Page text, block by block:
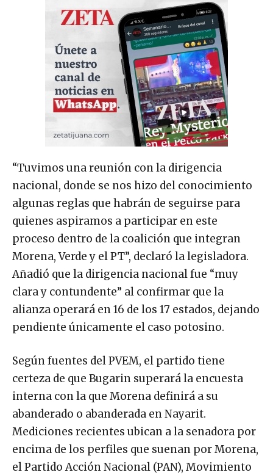
“Tuvimos una reunión con la dirigencia
nacional, donde se nos hizo del conocimiento
algunas reglas que habrán de seguirse para
quienes aspiramos a participar en este
proceso dentro de la coalición que integran
Morena, Verde y el PT”, declaró la legisladora.
Añadió que la dirigencia nacional fue “muy
clara y contundente” al confirmar que la
alianza operará en 16 de los 17 estados, dejando
pendiente únicamente el caso potosino.
Según fuentes del PVEM, el partido tiene
certeza de que Bugarin superará la encuesta
interna con la que Morena definirá a su
abanderado o abanderada en Nayarit.
Mediciones recientes ubican a la senadora por
encima de los perfiles que suenan por Morena,
el Partido Acción Nacional (PAN), Movimiento